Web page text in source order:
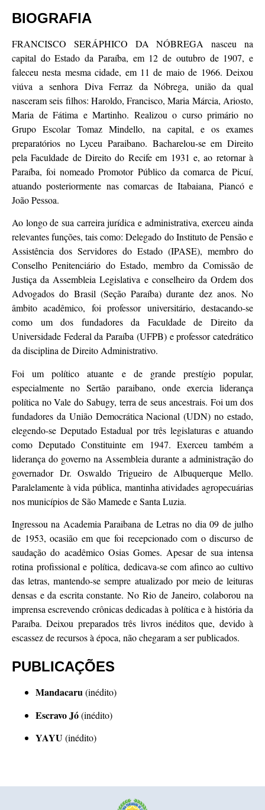
BIOGRAFIA
FRANCISCO SERÁPHICO DA NÓBREGA nasceu na
capital do Estado da Paraíba, em 12 de outubro de 1907, e
faleceu nesta mesma cidade, em 11 de maio de 1966. Deixou
viúva a senhora Diva Ferraz da Nóbrega, união da qual
nasceram seis filhos: Haroldo, Francisco, Maria Márcia, Ariosto,
Maria de Fátima e Martinho. Realizou o curso primário no
Grupo Escolar Tomaz Mindello, na capital, e os exames
preparatórios no Lyceu Paraibano. Bacharelou-se em Direito
pela Faculdade de Direito do Recife em 1931 e, ao retornar à
Paraíba, foi nomeado Promotor Público da comarca de Picuí,
atuando posteriormente nas comarcas de Itabaiana, Piancó e
João Pessoa.
Ao longo de sua carreira jurídica e administrativa, exerceu ainda
relevantes funções, tais como: Delegado do Instituto de Pensão e
Assistência dos Servidores do Estado (IPASE), membro do
Conselho Penitenciário do Estado, membro da Comissão de
Justiça da Assembleia Legislativa e conselheiro da Ordem dos
Advogados do Brasil (Seção Paraíba) durante dez anos. No
âmbito acadêmico, foi professor universitário, destacando-se
como um dos fundadores da Faculdade de Direito da
Universidade Federal da Paraíba (UFPB) e professor catedrático
da disciplina de Direito Administrativo.
Foi um político atuante e de grande prestígio popular,
especialmente no Sertão paraibano, onde exercia liderança
política no Vale do Sabugy, terra de seus ancestrais. Foi um dos
fundadores da União Democrática Nacional (UDN) no estado,
elegendo-se Deputado Estadual por três legislaturas e atuando
como Deputado Constituinte em 1947. Exerceu também a
liderança do governo na Assembleia durante a administração do
governador Dr. Oswaldo Trigueiro de Albuquerque Mello.
Paralelamente à vida pública, mantinha atividades agropecuárias
nos municípios de São Mamede e Santa Luzia.
Ingressou na Academia Paraibana de Letras no dia 09 de julho
de 1953, ocasião em que foi recepcionado com o discurso de
saudação do acadêmico Osias Gomes. Apesar de sua intensa
rotina profissional e política, dedicava-se com afinco ao cultivo
das letras, mantendo-se sempre atualizado por meio de leituras
densas e da escrita constante. No Rio de Janeiro, colaborou na
imprensa escrevendo crônicas dedicadas à política e à história da
Paraíba. Deixou preparados três livros inéditos que, devido à
escassez de recursos à época, não chegaram a ser publicados.
PUBLICAÇÕES
Mandacaru(inédito)
Escravo Jó(inédito)
YAYU(inédito)